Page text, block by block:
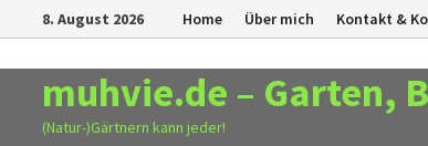
Zurück
zum
Inhalt
8. August 2026 Home Über mich Kontakt &
muhvie.de – Garten,
(Natur-)Gärtnern kann jeder!